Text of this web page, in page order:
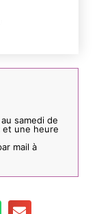
samedi de
et une heure
mail à